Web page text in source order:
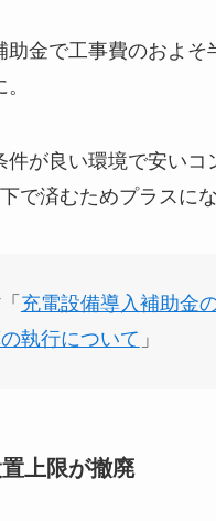
助金で工事費のおよそ
件が良い環境で安いコ
で済むためプラスにな
充電設備導入補助金
執行について 」
上限が撤廃